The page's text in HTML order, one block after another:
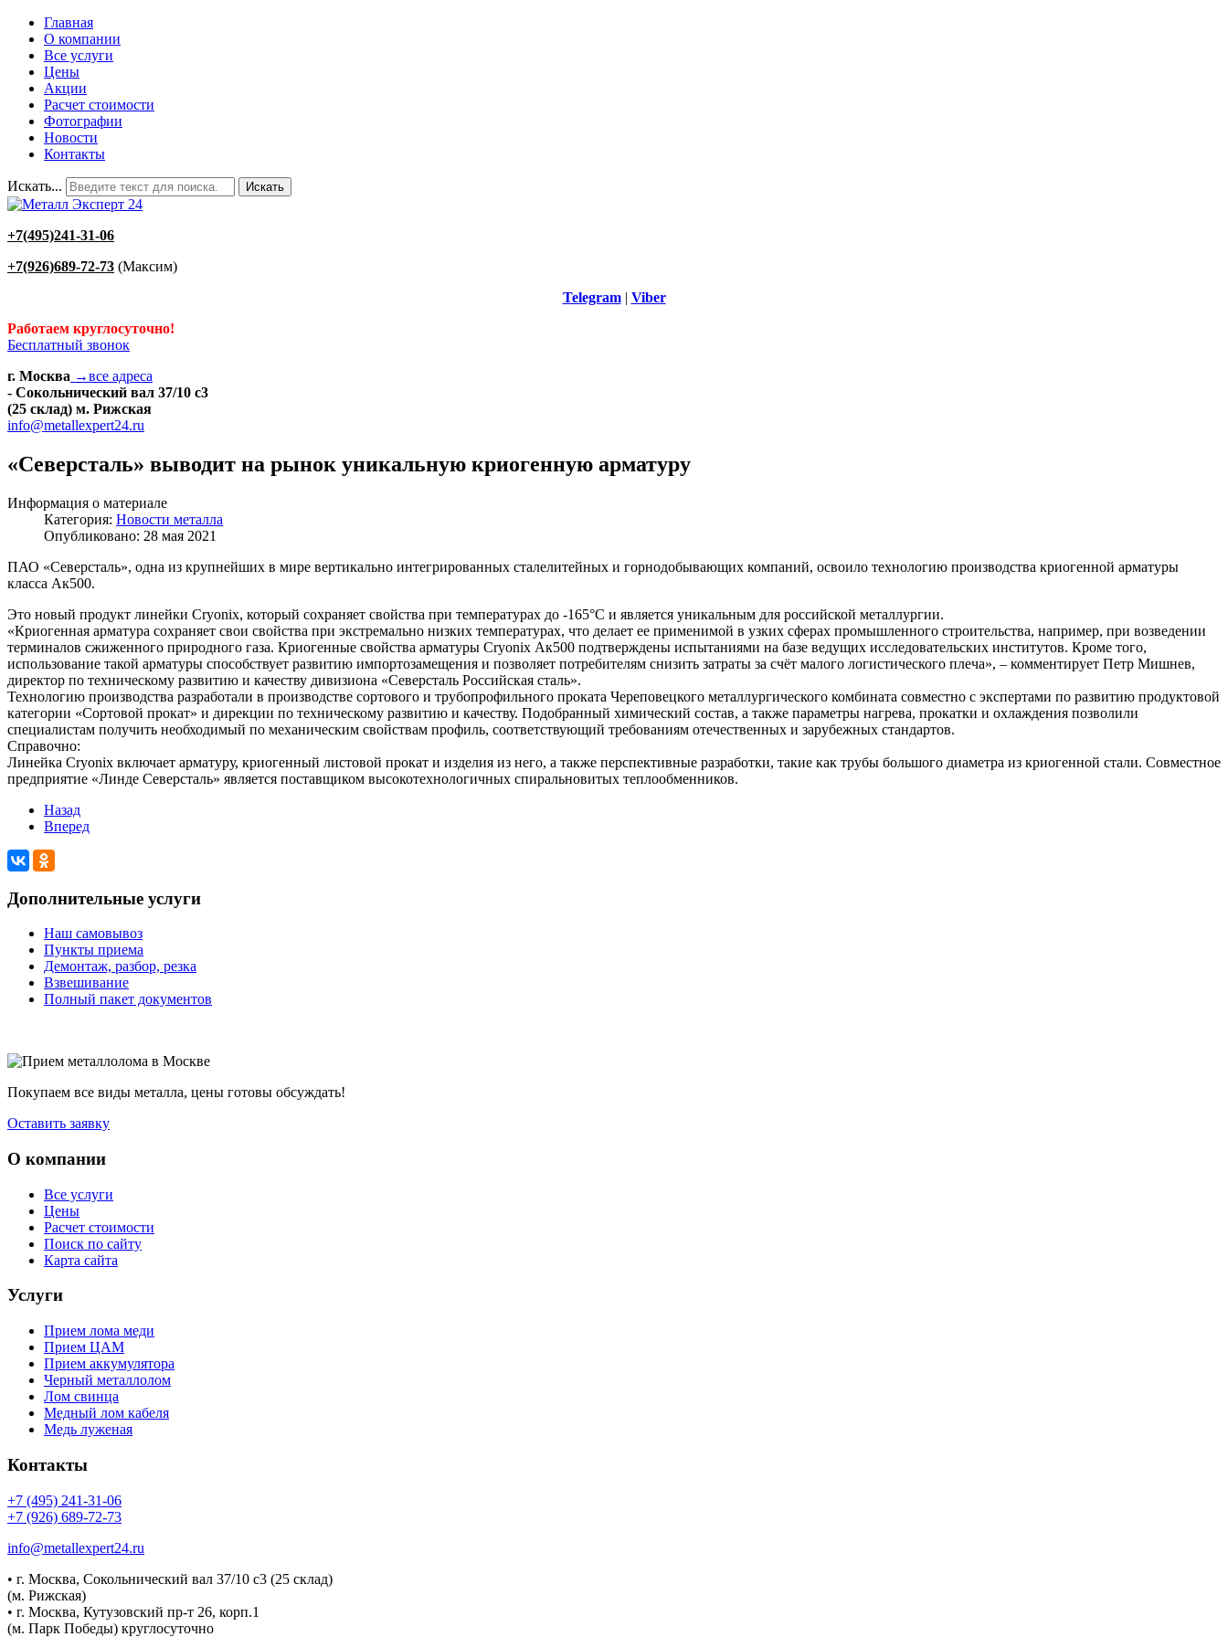
Главная
О компании
Все услуги
Цены
Акции
Расчет стоимости
Фотографии
Новости
Контакты
Искать... Искать
+7(495)241-31-06
+7(926)689-72-73 (Максим)
Telegram| Viber
Работаем круглосуточно!
Бесплатный звонок
г. Москва →все адреса
- Сокольнический вал 37/10 с3
(25 склад) м. Рижская
info@metallexpert24.ru
«Северсталь» выводит на рынок уникальную криогенную арматуру
Информация о материале
Категория: Новости металла
Опубликовано: 28 мая 2021
ПАО «Северсталь», одна из крупнейших в мире вертикально интегрированных сталелитейных и горнодобывающих компаний, освоило технологию производства криогенной арматуры
класса Ак500.
Это новый продукт линейки Cryonix, который сохраняет свойства при температурах до -165°С и является уникальным для российской металлургии.
«Криогенная арматура сохраняет свои свойства при экстремально низких температурах, что делает ее применимой в узких сферах промышленного строительства, например, при возведении
терминалов сжиженного природного газа. Криогенные свойства арматуры Cryonix Ак500 подтверждены испытаниями на базе ведущих исследовательских институтов. Кроме того,
использование такой арматуры способствует развитию импортозамещения и позволяет потребителям снизить затраты за счёт малого логистического плеча», – комментирует Петр Мишнев,
директор по техническому развитию и качеству дивизиона «Северсталь Российская сталь».
Технологию производства разработали в производстве сортового и трубопрофильного проката Череповецкого металлургического комбината совместно с экспертами по развитию продуктовой
категории «Сортовой прокат» и дирекции по техническому развитию и качеству. Подобранный химический состав, а также параметры нагрева, прокатки и охлаждения позволили
специалистам получить необходимый по механическим свойствам профиль, соответствующий требованиям отечественных и зарубежных стандартов.
Справочно:
Линейка Cryonix включает арматуру, криогенный листовой прокат и изделия из него, а также перспективные разработки, такие как трубы большого диаметра из криогенной стали. Совместное
предприятие «Линде Северсталь» является поставщиком высокотехнологичных спиральновитых теплообменников.
Назад
Вперед
Дополнительные услуги
Наш самовывоз
Пункты приема
Демонтаж, разбор, резка
Взвешивание
Полный пакет документов
Покупаем все виды металла, цены готовы обсуждать!
Оставить заявку
О компании
Все услуги
Цены
Расчет стоимости
Поиск по сайту
Карта сайта
Услуги
Прием лома меди
Прием ЦАМ
Прием аккумулятора
Черный металлолом
Лом свинца
Медный лом кабеля
Медь луженая
Контакты
+7 (495) 241-31-06
+7 (926) 689-72-73
info@metallexpert24.ru
• г. Москва, Сокольнический вал 37/10 с3 (25 склад)
(м. Рижская)
• г. Москва, Кутузовский пр-т 26, корп.1
(м. Парк Победы) круглосуточно